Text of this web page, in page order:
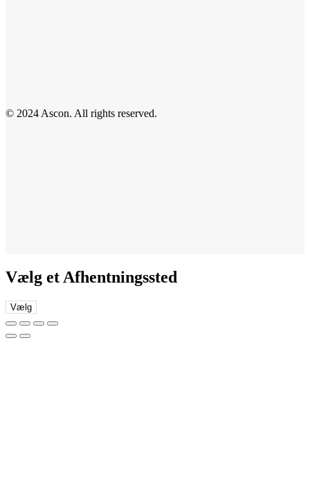
© 2024 Ascon. All rights reserved.
Vælg et Afhentningssted
Vælg